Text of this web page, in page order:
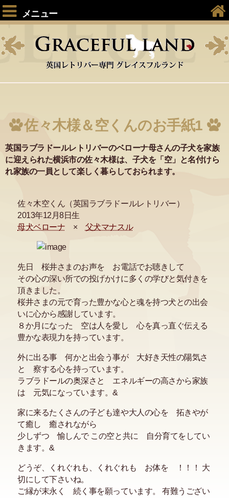
メニュー
佐々木様＆空くんのお手紙1
英国ラブラドールレトリバーのベローナ母さんの子犬を家族
に迎えられた横浜市の佐々木様は、子犬を「空」と名付けら
れ家族の一員として楽しく暮らしておられます。
佐々木空くん（英国ラブラドールレトリバー）
2013年12月8日生
母犬ベローナ × 父犬マナスル
先日 桜井さまのお声を お電話でお聴きして
その心の深い所での投げかけに多くの学びと気付きを
頂きました。
桜井さまの元で育った豊かな心と魂を持つ犬との出会
いに心から感謝しています。
８か月になった 空は人を愛し 心を真っ直ぐ伝える
豊かな表現力を持っています。
外に出る事 何かと出会う事が 大好き天性の陽気さ
と 察する心を持っています。
ラブラドールの奥深さと エネルギーの高さから家族
は 元気になっています。&
家に来るたくさんの子ども達や大人の心を 拓きやが
て癒し 癒されながら
少しずつ 愉しんで この空と共に 自分育てをしてい
きます。&
どうぞ、くれぐれも、くれぐれも お体を ！！！ 大
切にして下さいね。
ご縁が末永く 続く事を願っています。 有難うござい